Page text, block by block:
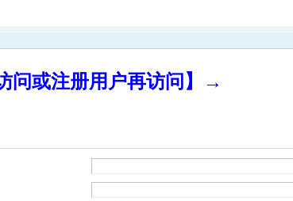
问或注册用户再访问】→